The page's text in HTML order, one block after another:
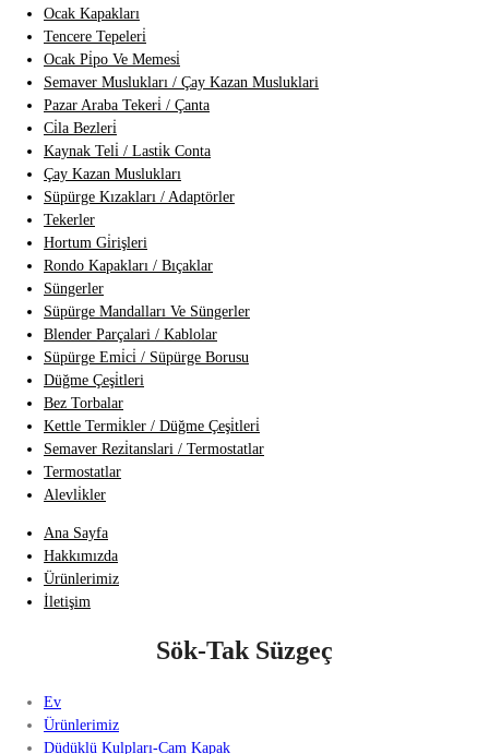
Ocak Kapakları
Tencere Tepeleri̇
Ocak Pi̇po Ve Memesi̇
Semaver Muslukları / Çay Kazan Musluklari
Pazar Araba Tekeri̇ / Çanta
Ci̇la Bezleri̇
Kaynak Teli̇ / Lasti̇k Conta
Çay Kazan Muslukları
Süpürge Kızakları / Adaptörler
Tekerler
Hortum Gi̇rişleri
Rondo Kapakları / Bıçaklar
Süngerler
Süpürge Mandalları Ve Süngerler
Blender Parçalari / Kablolar
Süpürge Emi̇ci̇ / Süpürge Borusu
Düğme Çeşi̇tleri
Bez Torbalar
Kettle Termi̇kler / Düğme Çeşi̇tleri̇
Semaver Rezi̇tanslari / Termostatlar
Termostatlar
Alevli̇kler
Ana Sayfa
Hakkımızda
Ürünlerimiz
İletişim
Sök-Tak Süzgeç
Ev
Ürünlerimiz
Düdüklü Kulpları-Cam Kapak